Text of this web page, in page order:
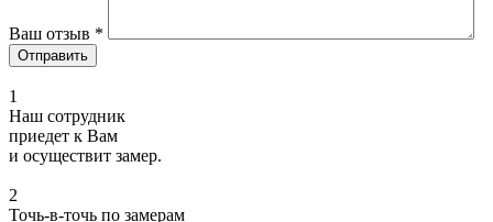
Ваш отзыв *
1
Наш сотрудник
приедет к Вам
и осуществит замер.
2
Точь-в-точь по замерам